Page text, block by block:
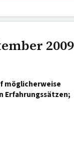
2009
möglicherweise
Erfahrungssätzen;